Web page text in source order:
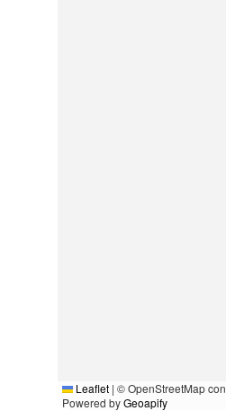
Leaflet | © OpenStreetMap
Powered byGeoapify